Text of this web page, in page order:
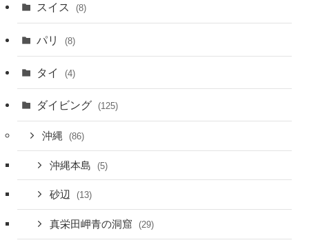
スイス (8)
パリ (8)
タイ (4)
ダイビング (125)
沖縄 (86)
沖縄本島 (5)
砂辺 (13)
真栄田岬青の洞窟 (29)